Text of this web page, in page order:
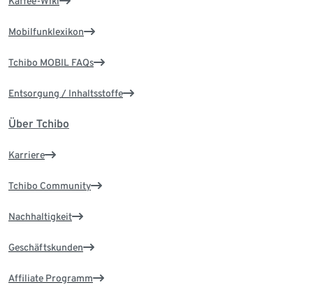
Mobilfunklexikon
Tchibo MOBIL FAQs
Entsorgung / Inhaltsstoffe
Über Tchibo
Karriere
Tchibo Community
Nachhaltigkeit
Geschäftskunden
Affiliate Programm